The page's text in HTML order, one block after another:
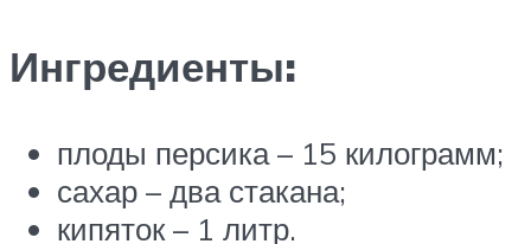
Ингредиенты:
плоды персика – 15 килограмм;
сахар – два стакана;
кипяток – 1 литр.